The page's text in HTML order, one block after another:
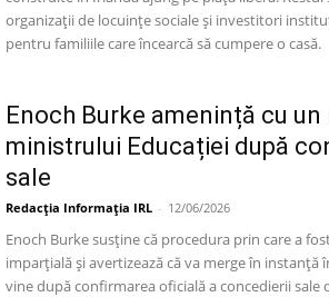
organizații de locuințe sociale și investitori
pentru familiile care încearcă să cumpere o casă.
Enoch Burke amenință cu
ministrului Educației după
sale
Redacția Informația IRL - 12/06/2026
Enoch Burke susține că procedura prin care a
imparțială și avertizează că va merge în
vine după confirmarea oficială a concedierii sale